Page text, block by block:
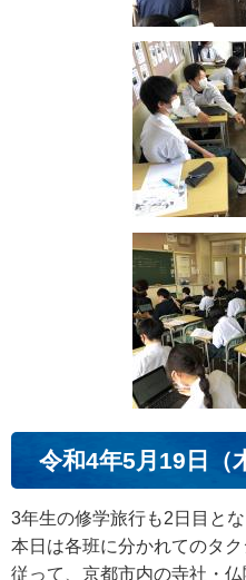
令和4年5月19日（
3年生の修学旅行も2日目とな
本日は各班に分かれてのタ
従って、京都市内の寺社・仏